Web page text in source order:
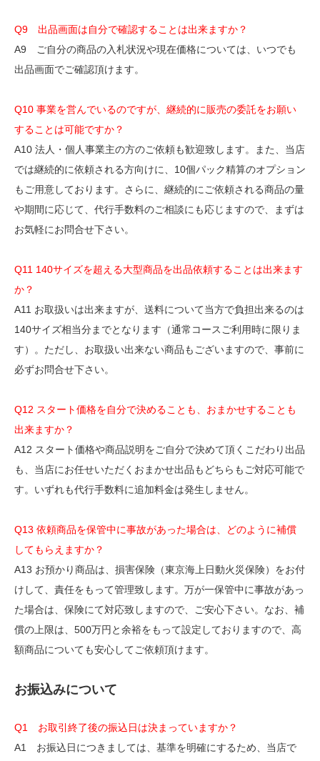
Q9
出品画面は自分で確認することは出来ますか？
A9 ご自分の商品の入札状況や現在価格については、いつでも
出品画面でご確認頂けます。
Q10 事業を営んでいるのですが、継続的に販売の委託をお願い
することは可能ですか？
A10 法人・個人事業主の方のご依頼も歓迎致します。また、当店
では継続的に依頼される方向けに、10個パック精算のオプション
もご用意しております。さらに、継続的にご依頼される商品の量
や期間に応じて、代行手数料のご相談にも応じますので、まずは
お気軽にお問合せ下さい。
Q11 140サイズを超える大型商品を出品依頼することは出来ます
か？
A11 お取扱いは出来ますが、送料について当方で負担出来るのは
140サイズ相当分までとなります（通常コースご利用時に限りま
す）。ただし、お取扱い出来ない商品もございますので、事前に
必ずお問合せ下さい。
Q12 スタート価格を自分で決めることも、おまかせすることも
出来ますか？
A12 スタート価格や商品説明をご自分で決めて頂くこだわり出品
も、当店にお任せいただくおまかせ出品もどちらもご対応可能で
す。いずれも代行手数料に追加料金は発生しません。
Q13 依頼商品を保管中に事故があった場合は、どのように補償
してもらえますか？
A13 お預かり商品は、損害保険（東京海上日動火災保険）をお付
けして、責任をもって管理致します。万が一保管中に事故があっ
た場合は、保険にて対応致しますので、ご安心下さい。なお、補
償の上限は、500万円と余裕をもって設定しておりますので、高
額商品についても安心してご依頼頂けます。
お振込みについて
Q1 お取引終了後の振込日は決まっていますか？
A1 お振込日につきましては、基準を明確にするため、当店で